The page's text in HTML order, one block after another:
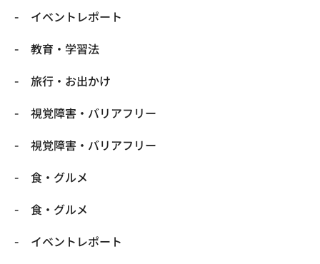
​イベントレポート
​教育・学習法
​旅行・お出かけ
​視覚障害・バリアフリー
​視覚障害・バリアフリー
​食・グルメ
​食・グルメ
イベントレポート